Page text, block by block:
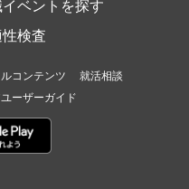
イベントを探す
検査
コンテンツ
就活相談
ーザーガイド